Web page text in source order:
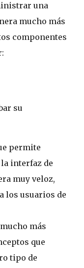
una
mucho más
componentes
su
permite
interfaz de
muy veloz,
los usuarios de
más
que
tipo de